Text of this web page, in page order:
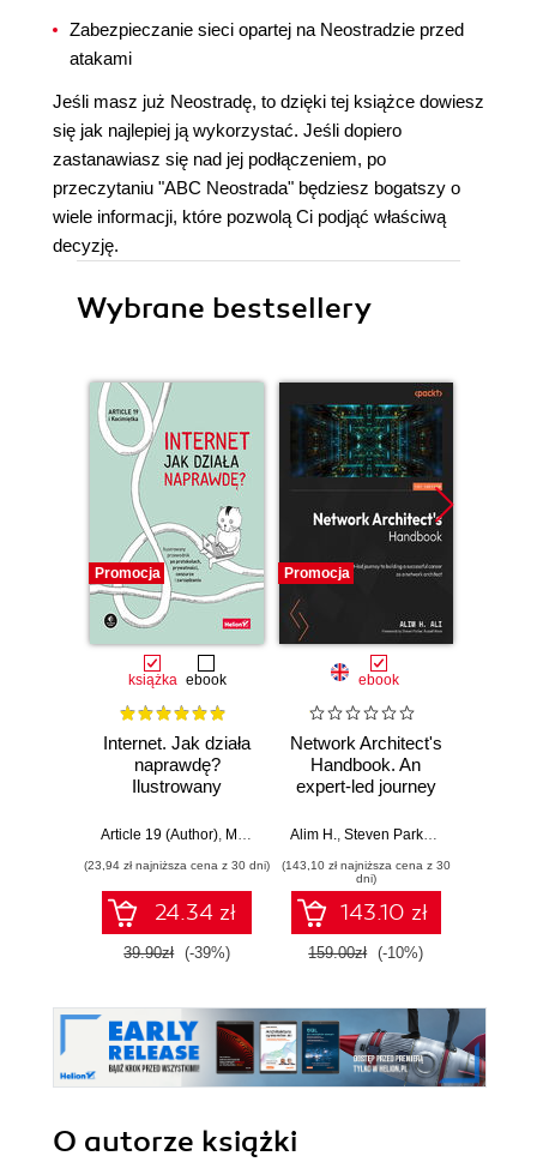
Zabezpieczanie sieci opartej na Neostradzie przed
atakami
Jeśli masz już Neostradę, to dzięki tej książce dowiesz
się jak najlepiej ją wykorzystać. Jeśli dopiero
zastanawiasz się nad jej podłączeniem, po
przeczytaniu "ABC Neostrada" będziesz bogatszy o
wiele informacji, które pozwolą Ci podjąć właściwą
decyzję.
Wybrane bestsellery
Promocja
książka ebook
Internet. Jak działa
naprawdę?
Ilustrowany
protokołach,
cenzurze i
zarządzaniu
Article 19 (Author), Mallory Knodel (Contributor) ,Ulrike Uhlig i in.
(23,94 zł najniższa cena z 30 dni)
24.34 zł
39.90zł (-39%)
Promocja
ebook
Network Architect's
Handbook. An
expert-led journey
successful career
architect
Alim H., Steven Parker ,
(143,10 zł najniższa cena z 30
dni)
143.10 zł
159.00zł (-10%)
O autorze książki